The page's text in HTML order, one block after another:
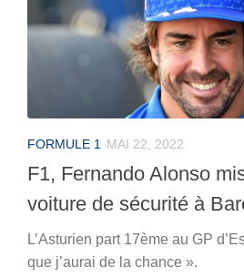
FORMULE 1 MAI 22, 2022
F1, Fernando Alonso
voiture de sécurité à
L’Asturien part 17ème au GP
que j’aurai de la chance ».